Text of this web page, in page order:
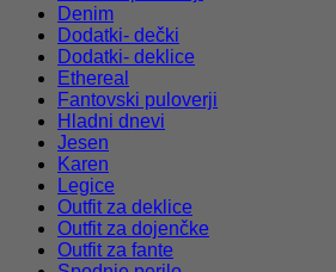
Denim
Dodatki- dečki
Dodatki- deklice
Ethereal
Fantovski puloverji
Hladni dnevi
Jesen
Karen
Legice
Outfit za deklice
Outfit za dojenčke
Outfit za fante